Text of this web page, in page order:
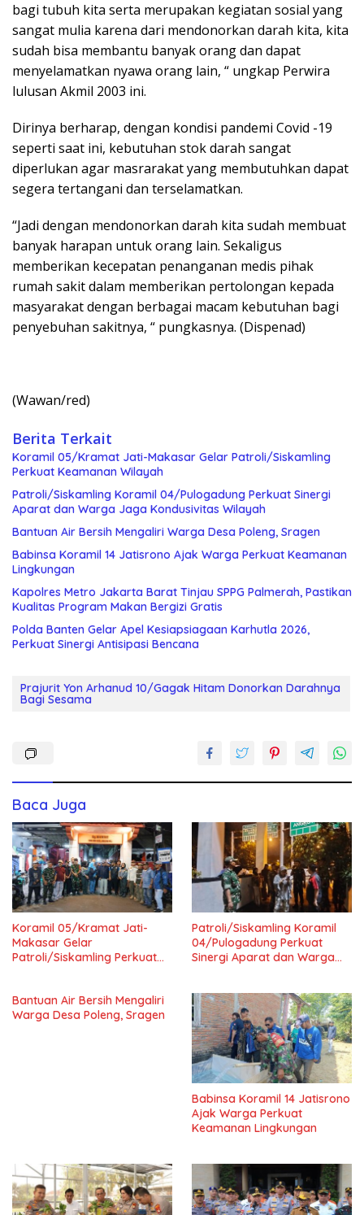
bagi tubuh kita serta merupakan kegiatan sosial yang
sangat mulia karena dari mendonorkan darah kita, kita
sudah bisa membantu banyak orang dan dapat
menyelamatkan nyawa orang lain, “ ungkap Perwira
lulusan Akmil 2003 ini.
Dirinya berharap, dengan kondisi pandemi Covid -19
seperti saat ini, kebutuhan stok darah sangat
diperlukan agar masrarakat yang membutuhkan dapat
segera tertangani dan terselamatkan.
“Jadi dengan mendonorkan darah kita sudah membuat
banyak harapan untuk orang lain. Sekaligus
memberikan kecepatan penanganan medis pihak
rumah sakit dalam memberikan pertolongan kepada
masyarakat dengan berbagai macam kebutuhan bagi
penyebuhan sakitnya, “ pungkasnya. (Dispenad)
(Wawan/red)
Berita Terkait
Koramil 05/Kramat Jati-Makasar Gelar Patroli/Siskamling
Perkuat Keamanan Wilayah
Patroli/Siskamling Koramil 04/Pulogadung Perkuat Sinergi
Aparat dan Warga Jaga Kondusivitas Wilayah
Bantuan Air Bersih Mengaliri Warga Desa Poleng, Sragen
Babinsa Koramil 14 Jatisrono Ajak Warga Perkuat Keamanan
Lingkungan
Kapolres Metro Jakarta Barat Tinjau SPPG Palmerah, Pastikan
Kualitas Program Makan Bergizi Gratis
Polda Banten Gelar Apel Kesiapsiagaan Karhutla 2026,
Perkuat Sinergi Antisipasi Bencana
Prajurit Yon Arhanud 10/Gagak Hitam Donorkan Darahnya
Bagi Sesama
Baca Juga
Koramil 05/Kramat Jati-
Makasar Gelar
Patroli/Siskamling Perkuat
Patroli/Siskamling Koramil
04/Pulogadung Perkuat
Sinergi Aparat dan Warga
Bantuan Air Bersih Mengaliri
Warga Desa Poleng, Sragen
Babinsa Koramil 14 Jatisrono
Ajak Warga Perkuat
Keamanan Lingkungan